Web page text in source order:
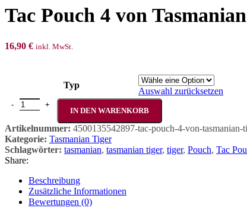
Tac Pouch 4 von
16,90 € inkl. MwSt.
Typ
Auswahl zurücksetzen
Tac Pouch 4 von Tasmanian Tiger Menge
IN DEN WARENKORB
Artikelnummer: 4500135542897-tac-pouch-4-von-tasmanian-
Kategorie: Tasmanian Tiger
Schlagwörter: tasmanian, tasmanian tiger, tiger, Pouch, Tac
Share:
Beschreibung
Zusätzliche Informationen
Bewertungen (0)